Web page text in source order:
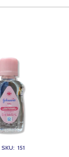
SKU: 151
*50ml